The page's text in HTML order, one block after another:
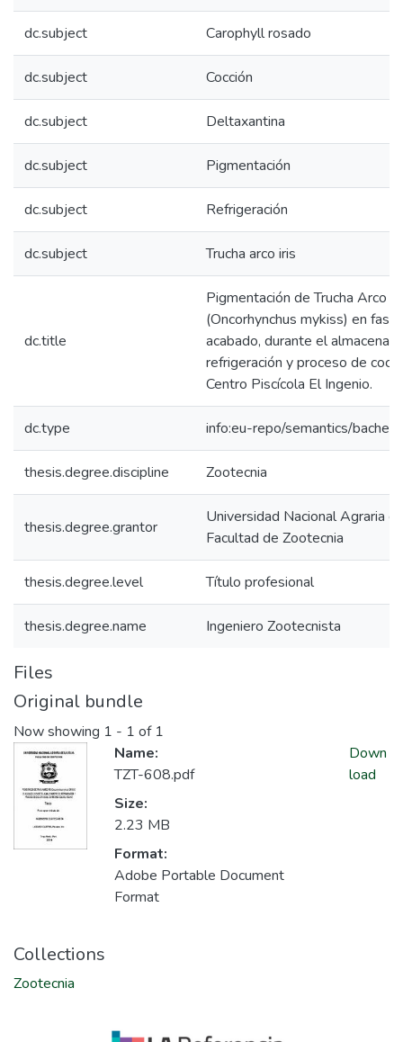
dc.subject Carophyll rosado
dc.subject Cocción
dc.subject Deltaxantina
dc.subject Pigmentación
dc.subject Refrigeración
dc.subject Trucha arco iris
dc.title
Pigmentación de Trucha Arco
(Oncorhynchus mykiss) en fase
acabado, durante el
refrigeración y proceso de
Centro Piscícola El Ingenio.
dc.type info:eu-repo/semantics/
thesis.degree.discipline Zootecnia
thesis.degree.grantor
Universidad Nacional Agraria
Facultad de Zootecnia
thesis.degree.level Título profesional
thesis.degree.name Ingeniero Zootecnista
Files
Original bundle
Now showing 1 - 1 of 1
Name:
TZT-608.pdf
Size:
2.23 MB
Format:
Adobe Portable Document
Format
Down
load
Collections
Zootecnia